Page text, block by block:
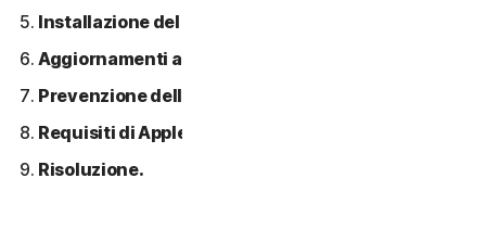
Installazione del software.
Aggiornamenti automatici dei contenuti.
Prevenzione della pirateria software.
Requisiti di Apple.
Risoluzione.